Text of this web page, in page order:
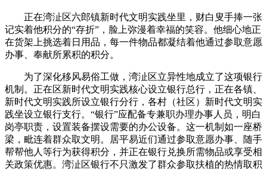
正在湾沚区六郎镇新时代文明实践坐里，财白叟手捧一张
记实着他积分的“存折”，脸上弥漫着幸福的笑容。他细心地正
在货架上挑选着日用品，每一件物品都凝结着他通过参取意愿
办事、奉献所累积的积分。
为了深化移风易俗工做，湾沚区立异性地成立了这项银行
机制。正在区新时代文明实践核心设立银行总行，正在各镇、
新时代文明实践所设立银行分行，各村（社区）新时代文明实
践坐设立银行支行。“银行”应配备专兼职办理办事人员，明白
岗亭职责，设置装备摆设需要的办公设备。这一机制如一座桥
梁，毗连着群众取文明。居平易近们通过参取意愿办事、随手
帮帮他人等行为获得积分，并正在银行兑换所需物品或享受相
关政策优惠。湾沚区银行不只激发了群众参取扶植的热情取积